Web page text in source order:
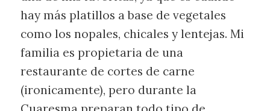
hay más platillos a base de vegetales
como los nopales, chicales y lentejas. Mi
familia es propietaria de una
restaurante de cortes de carne
(ironicamente), pero durante la